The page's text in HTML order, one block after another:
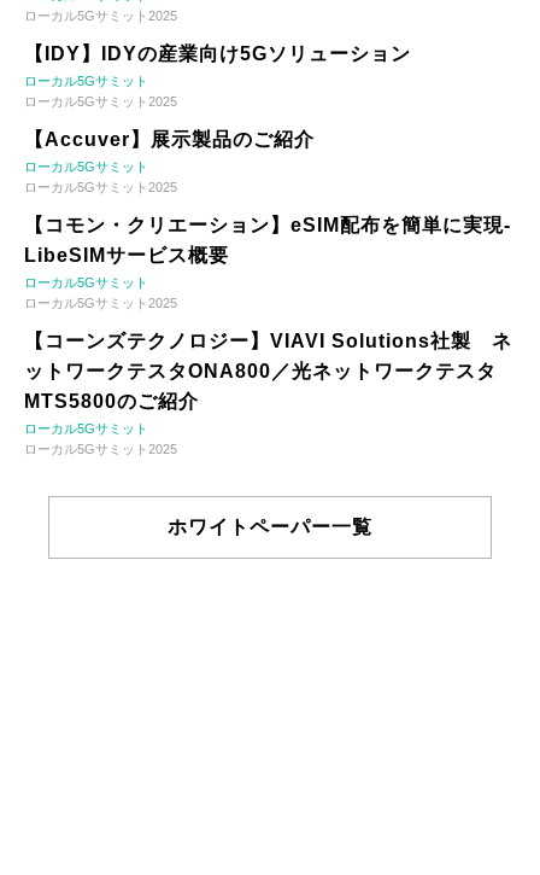
ローカル5Gサミット2025
【IDY】IDYの産業向け5Gソリューション
ローカル5Gサミット
ローカル5Gサミット2025
【Accuver】展示製品のご紹介
ローカル5Gサミット
ローカル5Gサミット2025
【コモン・クリエーション】eSIM配布を簡単に実現-
LibeSIMサービス概要
ローカル5Gサミット
ローカル5Gサミット2025
【コーンズテクノロジー】VIAVI Solutions社製 ネ
ットワークテスタONA800／光ネットワークテスタ
MTS5800のご紹介
ローカル5Gサミット
ローカル5Gサミット2025
ホワイトペーパー一覧